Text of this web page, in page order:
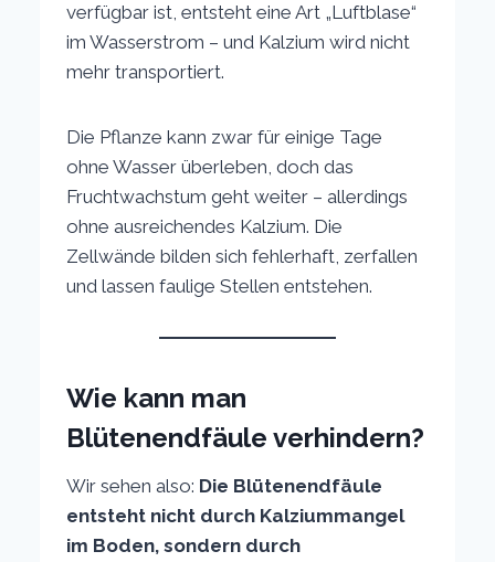
verfügbar ist, entsteht eine Art „Luftblase“
im Wasserstrom – und Kalzium wird nicht
mehr transportiert.
Die Pflanze kann zwar für einige Tage
ohne Wasser überleben, doch das
Fruchtwachstum geht weiter – allerdings
ohne ausreichendes Kalzium. Die
Zellwände bilden sich fehlerhaft, zerfallen
und lassen faulige Stellen entstehen.
Wie kann man
Blütenendfäule verhindern?
Wir sehen also: Die Blütenendfäule
entsteht nicht durch Kalziummangel
im Boden, sondern durch